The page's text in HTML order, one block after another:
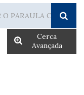
Cerca
Avançada